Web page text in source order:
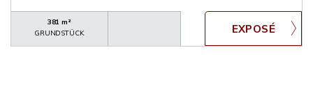
381 m²
GRUNDSTÜCK